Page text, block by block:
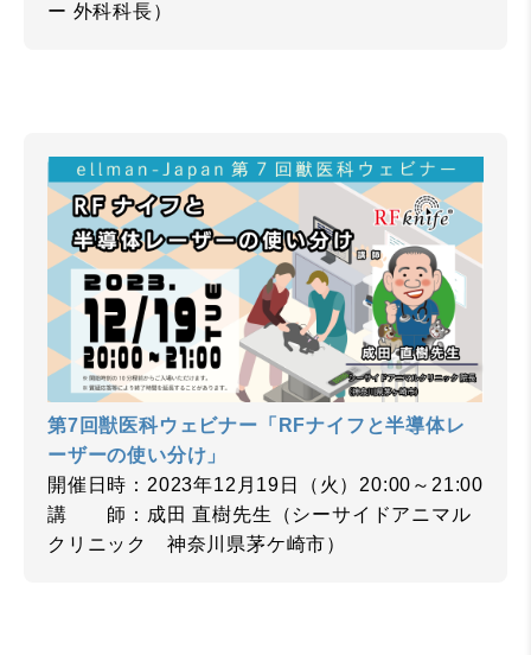
ー 外科科長）
第7回獣医科ウェビナー「RFナイフと半導体レ
ーザーの使い分け」
開催日時：2023年12月19日（火）20:00～21:00
講 師：成田 直樹先生（シーサイドアニマル
クリニック 神奈川県茅ケ崎市）